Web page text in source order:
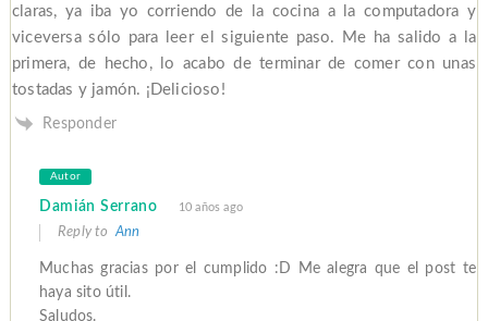
claras, ya iba yo corriendo de la cocina a la computadora y
viceversa sólo para leer el siguiente paso. Me ha salido a la
primera, de hecho, lo acabo de terminar de comer con unas
tostadas y jamón. ¡Delicioso!
Responder
Autor
Damián Serrano 10 años ago
Reply toAnn
Muchas gracias por el cumplido :D Me alegra que el post te
haya sito útil.
Saludos.